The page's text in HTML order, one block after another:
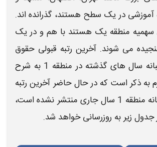
آموزشی در یک سطح هستند، گذرانده اند.
سهمیه منطقه یک هستند با هم و در یک
می شوند. آخرین رتبه قبولی حقوق
سال های گذشته
در منطقه 1 به شرح
به ذکر است که در حال حاضر آخرین رتبه
منطقه 1 سال جاری منتشر نشده است،
زیر به روزرسانی خواهد شد.